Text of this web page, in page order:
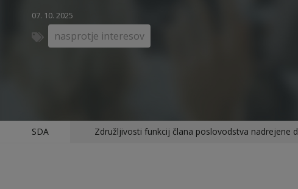
07. 10. 2025
nasprotje interesov
SDA Združljivosti funkcij člana poslovodstva nadrejene